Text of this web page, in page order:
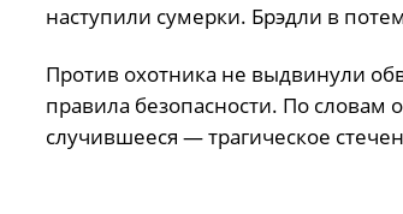
наступили сумерки. Брэдли в
Против охотника не выдвинули
правила безопасности. По словам
случившееся — трагическое